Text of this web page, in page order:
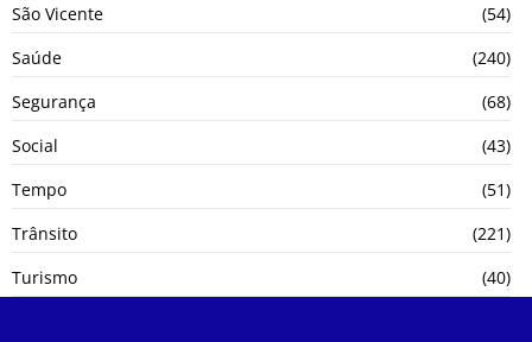
São Vicente
(54)
Saúde
(240)
Segurança
(68)
Social
(43)
Tempo
(51)
Trânsito
(221)
Turismo
(40)